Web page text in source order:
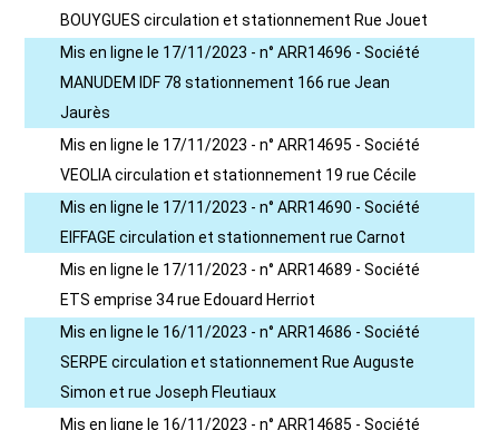
BOUYGUES circulation et stationnement Rue Jouet
Mis en ligne le 17/11/2023 - n° ARR14696 - Société
MANUDEM IDF 78 stationnement 166 rue Jean
Jaurès
Mis en ligne le 17/11/2023 - n° ARR14695 - Société
VEOLIA circulation et stationnement 19 rue Cécile
Mis en ligne le 17/11/2023 - n° ARR14690 - Société
EIFFAGE circulation et stationnement rue Carnot
Mis en ligne le 17/11/2023 - n° ARR14689 - Société
ETS emprise 34 rue Edouard Herriot
Mis en ligne le 16/11/2023 - n° ARR14686 - Société
SERPE circulation et stationnement Rue Auguste
Simon et rue Joseph Fleutiaux
Mis en ligne le 16/11/2023 - n° ARR14685 - Société